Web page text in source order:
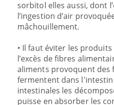
sorbitol elles aussi, dont
l’ingestion d’air
mâchouillement.
• Il faut éviter les
l’excès de fibres
aliments provoquent des
fermentent dans l'intestin
intestinales les
puisse en absorber les